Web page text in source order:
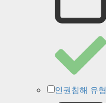
인권침해 유형